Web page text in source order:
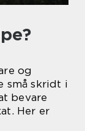
og
små skridt i
bevare
Her er